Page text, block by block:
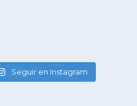
Seguir en Instagram